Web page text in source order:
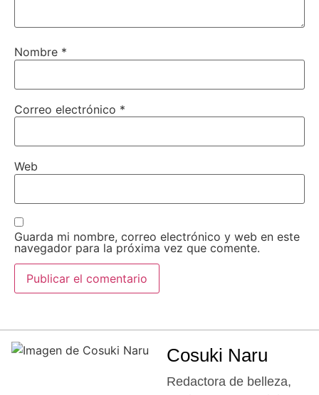
Nombre *
Correo electrónico *
Web
Guarda mi nombre, correo electrónico y web en este
navegador para la próxima vez que comente.
Cosuki Naru
Redactora de belleza,